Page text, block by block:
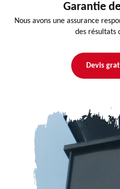
Garantie
Nous avons une assurance
des résultats
Devis